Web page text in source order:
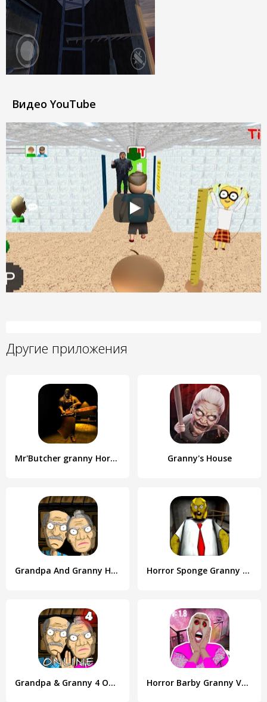
Видео YouTube
Другие приложения
Mr'Butcher granny Horror House Granny's House
Grandpa And Granny Home Escape Horror Sponge Granny V1.8
Grandpa & Granny 4 Online Game Horror Barby Granny V1.8 Scary